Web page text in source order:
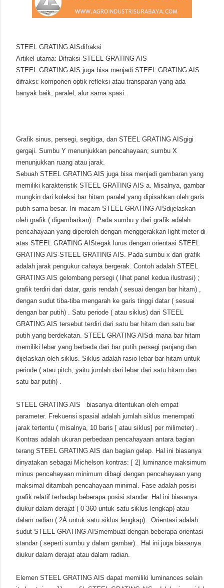
STEEL GRATING AISdifraksi
Artikel utama: Difraksi STEEL GRATING AIS
STEEL GRATING AIS juga bisa menjadi STEEL GRATING AIS
difraksi: komponen optik refleksi atau transparan yang ada
banyak baik, paralel, alur sama spasi.
Grafik sinus, persegi, segitiga, dan STEEL GRATING AISgigi
gergaji. Sumbu Y menunjukkan pencahayaan; sumbu X
menunjukkan ruang atau jarak.
Sebuah STEEL GRATING AIS juga bisa menjadi gambaran yang
memiliki karakteristik STEEL GRATING AIS a. Misalnya, gambar
mungkin dari koleksi bar hitam paralel yang dipisahkan oleh garis
putih sama besar. Ini macam STEEL GRATING AISdijelaskan
oleh grafik ( digambarkan) . Pada sumbu y dari grafik adalah
pencahayaan yang diperoleh dengan menggerakkan light meter di
atas STEEL GRATING AIStegak lurus dengan orientasi STEEL
GRATING AIS-STEEL GRATING AIS. Pada sumbu x dari grafik
adalah jarak pengukur cahaya bergerak. Contoh adalah STEEL
GRATING AIS gelombang persegi ( lihat panel kedua ilustrasi) ;
grafik terdiri dari datar, garis rendah ( sesuai dengan bar hitam) ,
dengan sudut tiba-tiba mengarah ke garis tinggi datar ( sesuai
dengan bar putih) . Satu periode ( atau siklus) dari STEEL
GRATING AIS tersebut terdiri dari satu bar hitam dan satu bar
putih yang berdekatan. STEEL GRATING AISdi mana bar hitam
memiliki lebar yang berbeda dari bar putih persegi panjang dan
dijelaskan oleh siklus. Siklus adalah rasio lebar bar hitam untuk
periode ( atau pitch, yaitu jumlah dari lebar dari satu hitam dan
satu bar putih) .
STEEL GRATING AIS biasanya ditentukan oleh empat
parameter. Frekuensi spasial adalah jumlah siklus menempati
jarak tertentu ( misalnya, 10 baris [ atau siklus] per milimeter) .
Kontras adalah ukuran perbedaan pencahayaan antara bagian
terang STEEL GRATING AIS dan bagian gelap. Hal ini biasanya
dinyatakan sebagai Michelson kontras: [ 2] luminance maksimum
minus pencahayaan minimum dibagi dengan pencahayaan yang
maksimal ditambah pencahayaan minimal. Fase adalah posisi
grafik relatif terhadap beberapa posisi standar. Hal ini biasanya
diukur dalam derajat ( 0-360 untuk satu siklus lengkap) atau
dalam radian ( 2À untuk satu siklus lengkap) . Orientasi adalah
sudut STEEL GRATING AISmembuat dengan beberapa orientasi
standar ( seperti sumbu y dalam gambar) . Hal ini juga biasanya
diukur dalam derajat atau dalam radian.
Elemen STEEL GRATING AIS dapat memiliki luminances selain